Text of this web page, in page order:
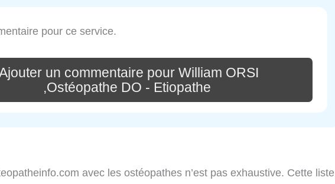
pour ce service.
un commentaire pour William ORSI
,Ostéopathe DO - Etiopathe
avec les ostéopathes n’est pas exhaustive. Cette liste